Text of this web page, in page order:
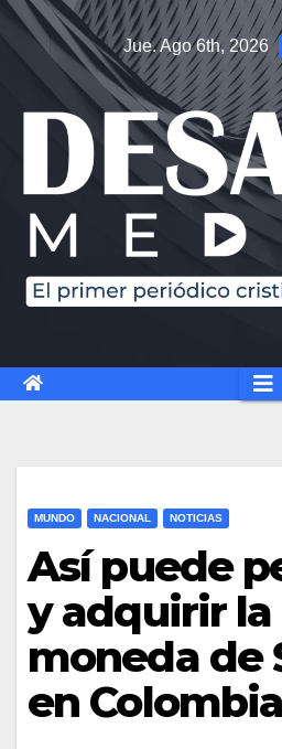
Saltar
contenido
Jue. Ago 6th, 2026
MUNDO NACIONAL NOTICIAS
Así puede
y adquirir la
moneda de
en Colombia